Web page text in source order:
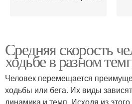
Средняя скорость
ходьбе в разном
Человек перемещается
ходьбы или бега. Их виды